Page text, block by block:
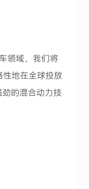
领域，我们将
地在全球投放
的混合动力技